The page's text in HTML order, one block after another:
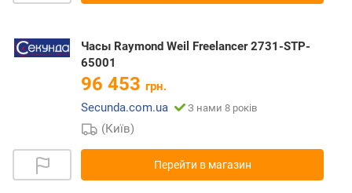
Часы Raymond Weil Freelancer 2731-STP-
65001
96 453 грн.
Secunda.com.ua
З нами 8 років
(Київ)
Перейти в магазин